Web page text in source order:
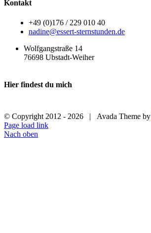
Kontakt
+49 (0)176 / 229 010 40
nadine@essert-sternstunden.de
Wolfgangstraße 14
76698 Ubstadt-Weiher
Hier findest du mich
© Copyright 2012 - 2026 | Avada Theme by
Page load link
Nach oben